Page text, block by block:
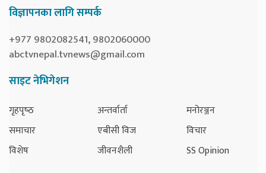
विज्ञापनका लागि सम्पर्क
+977 9802082541, 9802060000
abctvnepal.tvnews@gmail.com
साइट नेभिगेशन
गृहपृष्‍ठ
समाचार
विशेष
अन्तर्वार्ता
एबीसी विज
जीवनशैली
मनोरञ्जन
विचार
SS Opinion